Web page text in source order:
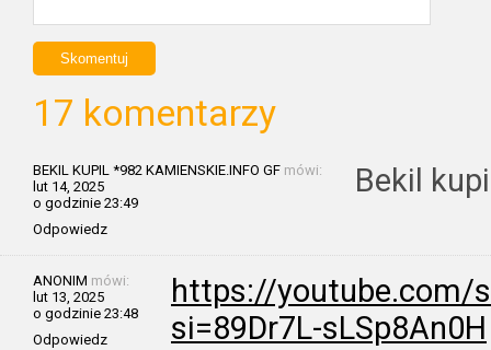
17 komentarzy
BEKIL KUPIL *982 KAMIENSKIE.INFO GF mówi:
lut 14, 2025
o godzinie 23:49
Odpowiedz
Bekil
ANONIM mówi:
lut 13, 2025
o godzinie 23:48
Odpowiedz
https://youtube.com/
si=89Dr7L-sLSp8An0H